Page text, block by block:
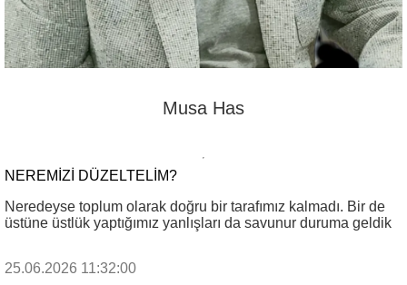
Musa Has
NEREMIZI DÜZELTELIM?
Neredeyse toplum olarak doğru bir tarafımız kalmadı. Bir de
üstüne üstlük yaptığımız yanlışları da savunur duruma geldik
25.06.2026 11:32:00